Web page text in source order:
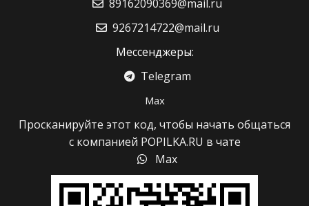
89162090369@mail.ru
9267214722@mail.ru
Мессенджеры:
Telegram
Max
Просканируйте этот код, чтобы начать общаться
с компанией POPILKA.RU в чате
Max